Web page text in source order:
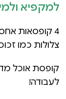
למקפיא
צלולות כמו
קופסת אוכל
לעבודה!